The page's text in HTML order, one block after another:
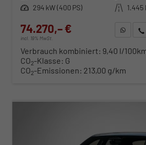
Leistung 294 kW (400 PS) Kilometerstand 1.445
74.270,– €
incl. 19% MwSt.
Verbrauch kombiniert: 9,40 l/
CO2-Klasse: G
CO2-Emissionen: 213,00 g/km